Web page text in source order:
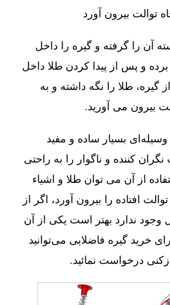
توالت بیرون آورد
آن را گرفته و گیره را داخل
و پس از پیدا کردن طلا داخل
گیره، طلا را نگه داشته و به
بیرون می آورید.
بسیار ساده و مفید
کننده و ناگوار را به راحتی
از آن می توان طلا و اشیاء
افتاده را بیرون آورد، اگر از
وجود ندارد بهتر است یکی از آن
خرید گیره فاضلابی می‌توانید
درخواست نمائید.